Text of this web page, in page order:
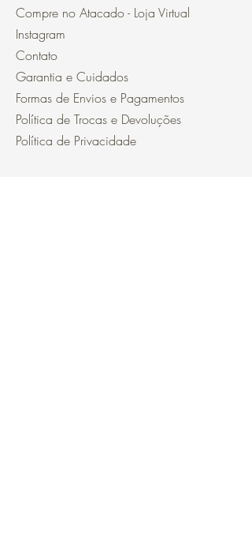
Compre no Atacado - Loja Virtual
Instagram
Contato
Garantia e Cuidados
Formas de Envios e Pagamentos
Política de Trocas e Devoluções
Política de Privacidade